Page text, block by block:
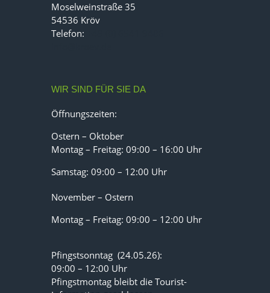
Moselweinstraße 35
54536 Kröv
Telefon:
WIR SIND FÜR SIE DA
Öffnungszeiten:
Ostern – Oktober
Montag – Freitag: 09:00 – 16:00 Uhr
Samstag: 09:00 – 12:00 Uhr
November – Ostern
Montag – Freitag: 09:00 – 12:00 Uhr
Pfingstsonntag (24.05.26):
09:00 – 12:00 Uhr
Pfingstmontag bleibt die Tourist-